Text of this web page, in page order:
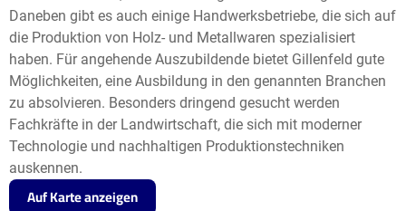
Daneben gibt es auch einige Handwerksbetriebe, die sich auf
die Produktion von Holz- und Metallwaren spezialisiert
haben. Für angehende Auszubildende bietet Gillenfeld gute
Möglichkeiten, eine Ausbildung in den genannten Branchen
zu absolvieren. Besonders dringend gesucht werden
Fachkräfte in der Landwirtschaft, die sich mit moderner
Technologie und nachhaltigen Produktionstechniken
auskennen.
Auf Karte anzeigen